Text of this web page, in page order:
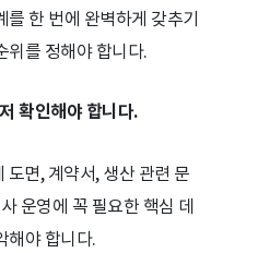
를 한 번에 완벽하게 갖추기
위를 정해야 합니다.
확인해야 합니다.
도면, 계약서, 생산 관련 문
운영에 꼭 필요한 핵심 데
해야 합니다.